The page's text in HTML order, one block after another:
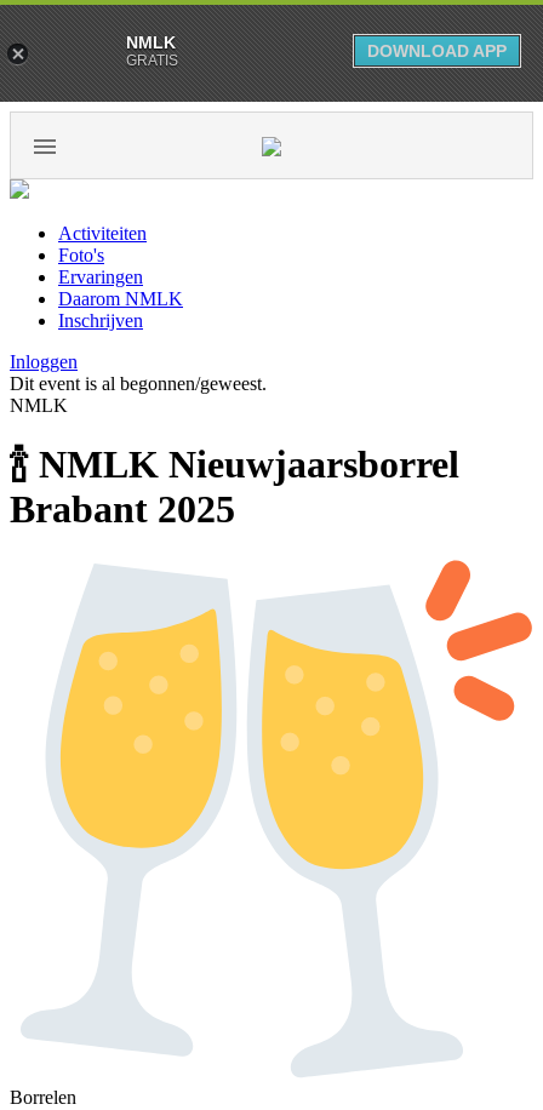
Activiteiten
Foto's
Ervaringen
Daarom NMLK
Inschrijven
Inloggen
Dit event is al begonnen/geweest.
NMLK
🍾 NMLK Nieuwjaarsborrel
Brabant 2025
Borrelen
NMLK
GRATIS DOWNLOAD APP